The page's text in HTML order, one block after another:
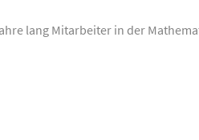
lang Mitarbeiter in der